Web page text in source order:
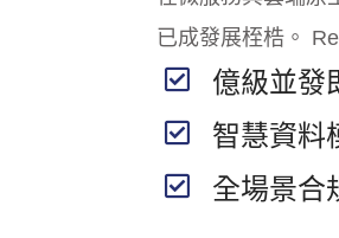
已成發展桎梏。
億級並發
智慧資料
全場景合